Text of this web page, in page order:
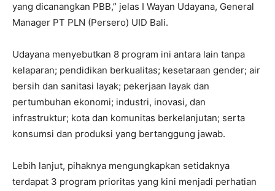
yang dicanangkan PBB,” jelas I Wayan Udayana, General
Manager PT PLN (Persero) UID Bali.
Udayana menyebutkan 8 program ini antara lain tanpa
kelaparan; pendidikan berkualitas; kesetaraan gender; air
bersih dan sanitasi layak; pekerjaan layak dan
pertumbuhan ekonomi; industri, inovasi, dan
infrastruktur; kota dan komunitas berkelanjutan; serta
konsumsi dan produksi yang bertanggung jawab.
Lebih lanjut, pihaknya mengungkapkan setidaknya
terdapat 3 program prioritas yang kini menjadi perhatian